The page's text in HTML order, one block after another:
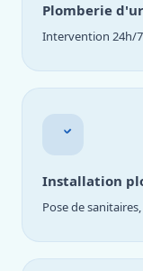
Plomberie
Intervention 24h/
Installation
Pose de